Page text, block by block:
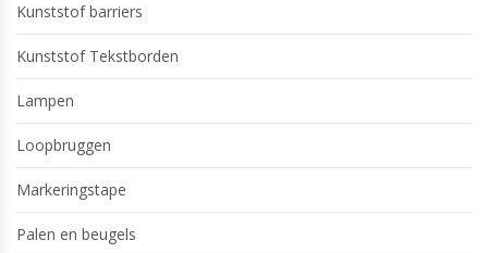
Kunststof barriers
Kunststof Tekstborden
Lampen
Loopbruggen
Markeringstape
Palen en beugels